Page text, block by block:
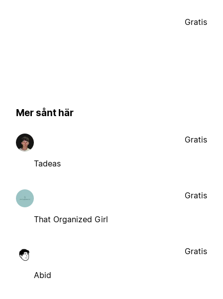
Gratis
Mer sånt här
Tadeas
Gratis
That Organized Girl
Gratis
Abid
Gratis